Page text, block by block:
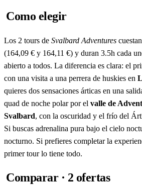
Como elegir
Los 2 tours de Svalbard Adventures
(164,09 € y 164,11 €) y duran 3.5h cada
abierto a todos. La diferencia es clara: el
con una visita a una perrera de huskies en
quieres dos sensaciones árticas en una
quad de noche polar por el valle de Advent
Svalbard, con la oscuridad y el frío del
Si buscas adrenalina pura bajo el cielo
nocturno. Si prefieres completar la
primer tour lo tiene todo.
Comparar · 2 ofertas